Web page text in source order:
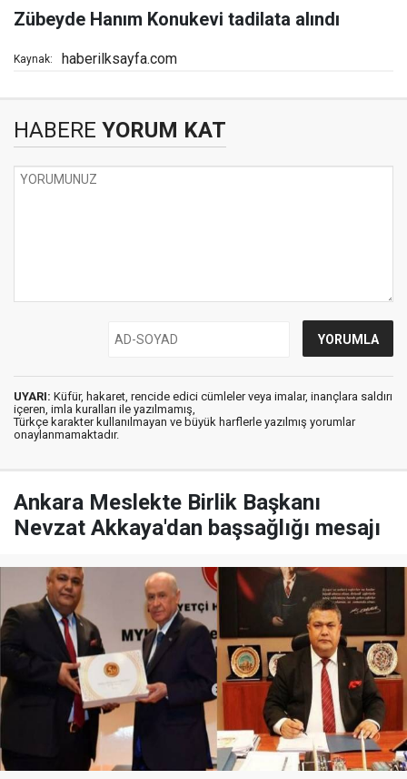
Zübeyde Hanım Konukevi tadilata alındı
Kaynak: haberilksayfa.com
HABERE YORUM KAT
UYARI: Küfür, hakaret, rencide edici cümleler veya imalar, inançlara saldırı
içeren, imla kuralları ile yazılmamış,
Türkçe karakter kullanılmayan ve büyük harflerle yazılmış yorumlar
onaylanmamaktadır.
Ankara Meslekte Birlik Başkanı
Nevzat Akkaya'dan başsağlığı mesajı